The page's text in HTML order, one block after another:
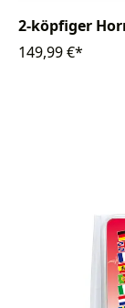
2-köpfiger
149,99 €*